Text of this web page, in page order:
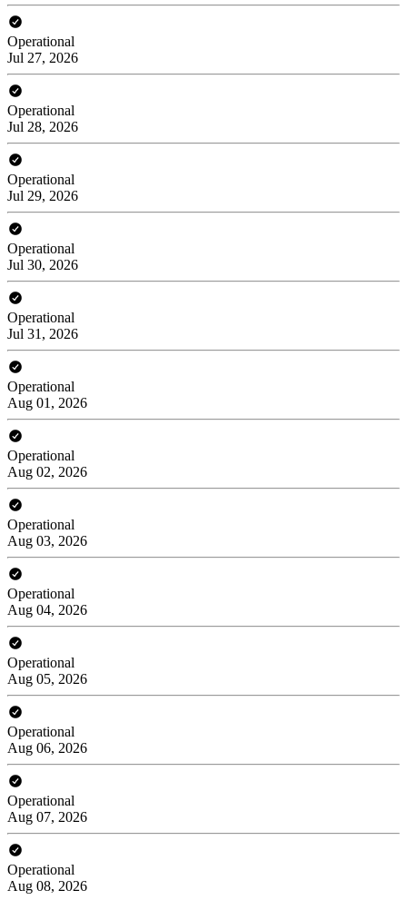
Operational
Jul 27, 2026
Operational
Jul 28, 2026
Operational
Jul 29, 2026
Operational
Jul 30, 2026
Operational
Jul 31, 2026
Operational
Aug 01, 2026
Operational
Aug 02, 2026
Operational
Aug 03, 2026
Operational
Aug 04, 2026
Operational
Aug 05, 2026
Operational
Aug 06, 2026
Operational
Aug 07, 2026
Operational
Aug 08, 2026